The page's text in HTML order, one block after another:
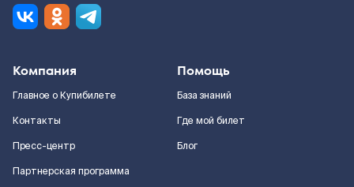
Компания
Главное о Купибилете
Контакты
Пресс-центр
Партнерская программа
Помощь
База знаний
Где мой билет
Блог